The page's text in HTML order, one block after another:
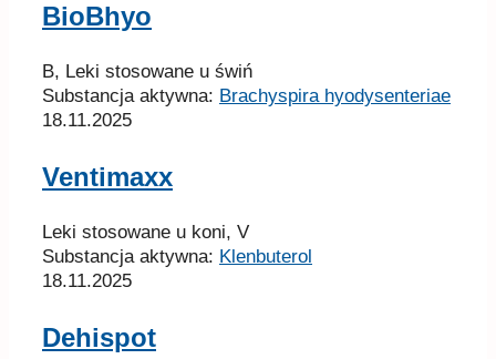
BioBhyo
B, Leki stosowane u świń
Substancja aktywna: Brachyspira hyodysenteriae
18.11.2025
Ventimaxx
Leki stosowane u koni, V
Substancja aktywna: Klenbuterol
18.11.2025
Dehispot